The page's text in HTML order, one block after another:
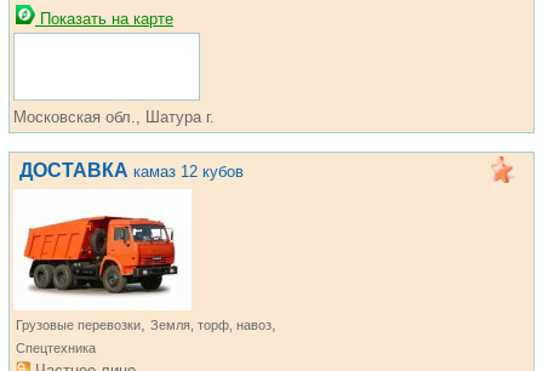
Показать на карте
Московская обл., Шатура г.
ДОСТАВКА камаз 12 кубов
Грузовые перевозки, Земля, торф, навоз,
Спецтехника